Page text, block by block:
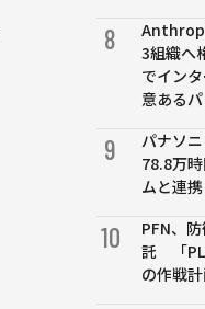
8
3組織へ
でイン
意ある
9
パナソ
78.8万
ムと連
10
PFN、
託 「
の作戦